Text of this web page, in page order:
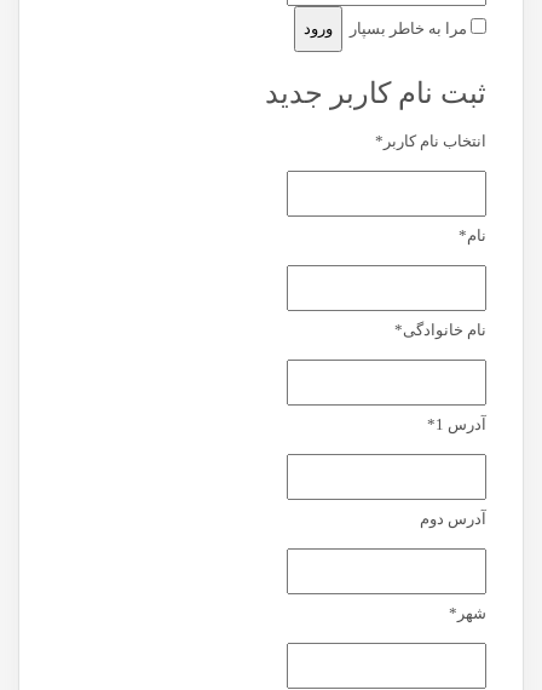
مرا به خاطر بسپار
ثبت نام کاربر جدید
انتخاب نام کاربر *
نام*
نام خانوادگی*
آدرس 1 *
آدرس دوم
شهر *